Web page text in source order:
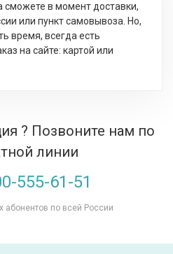
сможете в момент доставки,
или пункт самовывоза. Но,
время, всегда есть
на сайте: картой или
? Позвоните нам по
линии
555-61-51
абонентов по всей России